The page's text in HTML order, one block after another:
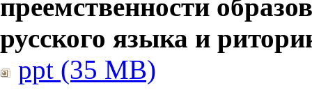
преемственности
русского языка и
ppt (35 MB)